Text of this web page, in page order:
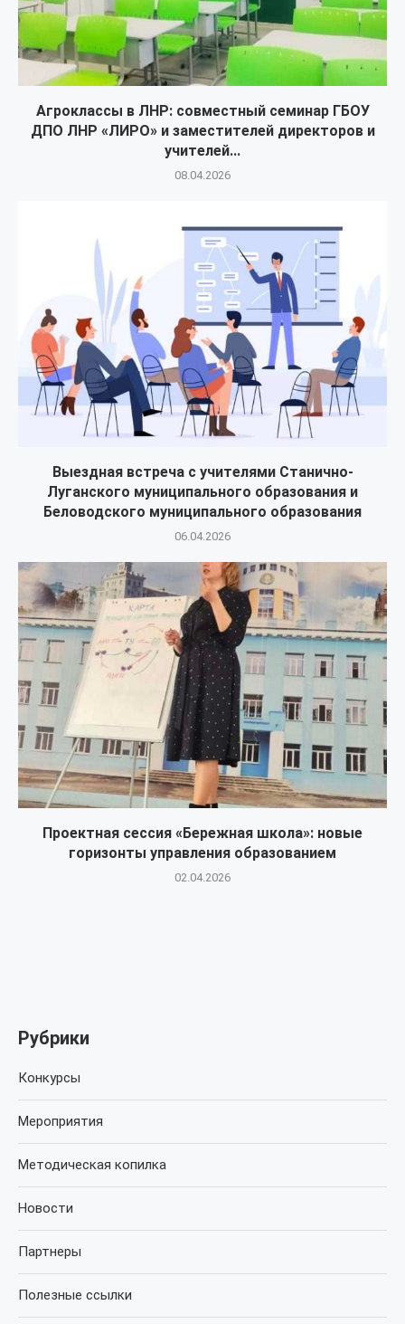
Агроклассы в ЛНР: совместный семинар ГБОУ
ДПО ЛНР «ЛИРО» и заместителей директоров и
учителей...
08.04.2026
Выездная встреча с учителями Станично-
Луганского муниципального образования и
Беловодского муниципального образования
06.04.2026
Проектная сессия «Бережная школа»: новые
горизонты управления образованием
02.04.2026
Рубрики
Конкурсы
Мероприятия
Методическая копилка
Новости
Партнеры
Полезные ссылки